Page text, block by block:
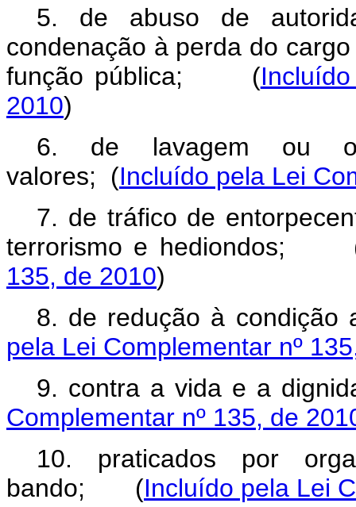
5. de abuso de
condenação à perda do
função pública;
(
2010)
6. de lavagem ou
valores;
(Incluído pela Lei
7. de tráfico de
terrorismo e hediondos;
135, de 2010)
8. de redução à
pela Lei Complementar nº
9. contra a vida e a
Complementar nº 135, de
10. praticados por
bando; (Incluído pela Lei